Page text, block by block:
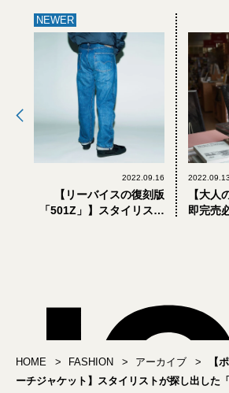
NEWER
2022.09.16
【リーバイスの復刻版
「501Z」】スタイリスト
2022.09.13
【大人
即完売
HOME FASHION アーカイブ
【
ーチジャケット】スタイリストが探し出した